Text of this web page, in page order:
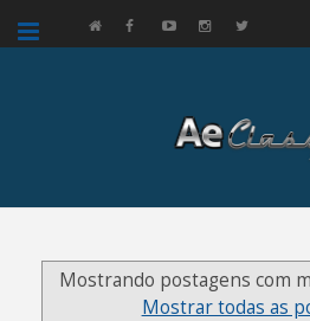
Mostrando postagens com
Mostrar todas as